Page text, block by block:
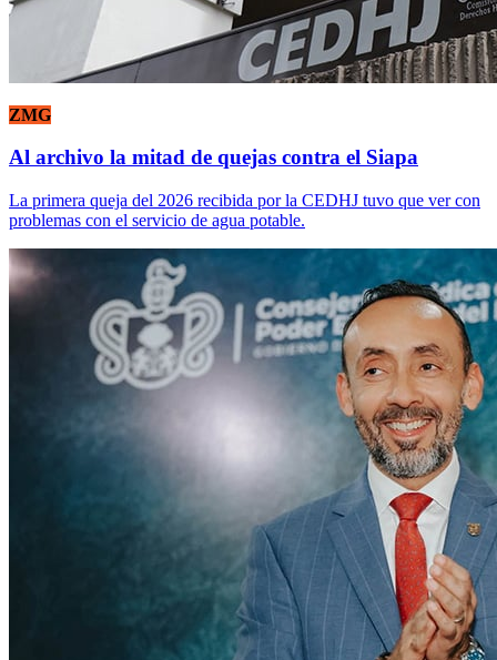
ZMG
Al archivo la mitad de quejas contra el Siapa
La primera queja del 2026 recibida por la CEDHJ tuvo que ver con
problemas con el servicio de agua potable.